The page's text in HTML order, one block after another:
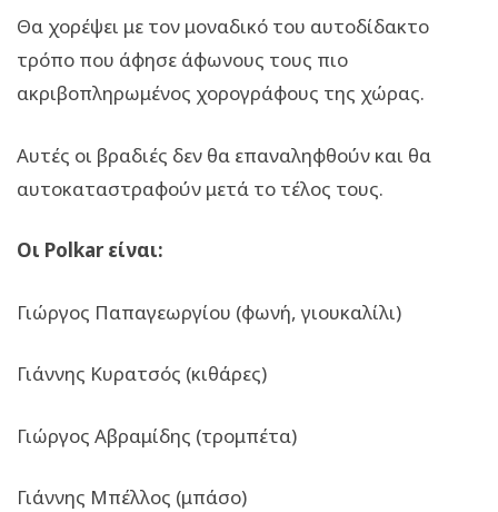
Θα χορέψει με τον μοναδικό του αυτοδίδακτο
τρόπο που άφησε άφωνους τους πιο
ακριβοπληρωμένος χορογράφους της χώρας.
Αυτές οι βραδιές δεν θα επαναληφθούν και θα
αυτοκαταστραφούν μετά το τέλος τους.
Οι Polkarείναι:
Γιώργος Παπαγεωργίου (φωνή, γιουκαλίλι)
Γιάννης Κυρατσός (κιθάρες)
Γιώργος Αβραμίδης (τρομπέτα)
Γιάννης Μπέλλος (μπάσο)